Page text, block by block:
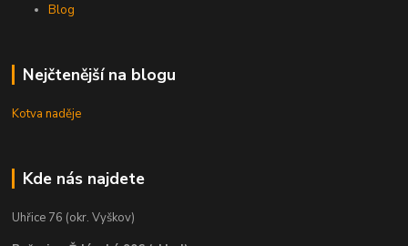
Blog
Nejčtenější na blogu
Kotva naděje
Kde nás najdete
Uhřice 76 (okr. Vyškov)